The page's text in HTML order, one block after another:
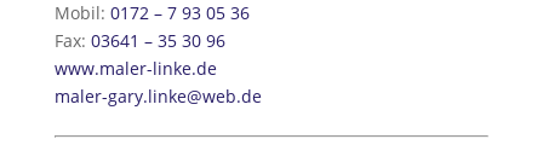
Mobil: 0172 – 7 93 05 36
Fax: 03641 – 35 30 96
www.maler-linke.de
maler-gary.linke@web.de